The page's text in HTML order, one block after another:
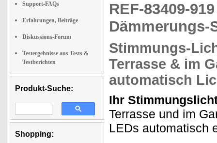
Support-FAQs
Erfahrungen, Beiträge
Diskussions-Forum
Testergebnisse aus Tests &
Testberichten
Produkt-Suche:
Shopping:
REF-83409-
Dämmerungs-
Stimmungs-
Terrasse & im
automatisch
Ihr
Terrasse und im
LEDs automatisch